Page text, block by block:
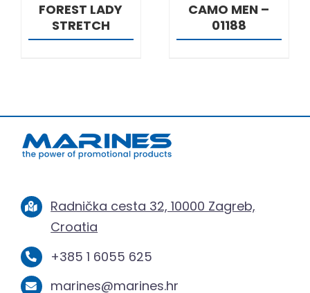
FOREST LADY
STRETCH
CAMO MEN –
01188
Radnička cesta 32, 10000 Zagreb,
Croatia
+385 1 6055 625
marines@marines.hr